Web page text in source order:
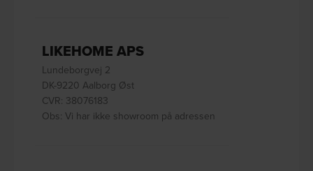
LIKEHOME APS
Lundeborgvej 2
DK-9220 Aalborg Øst
CVR: 38076183
Obs: Vi har ikke showroom på adressen